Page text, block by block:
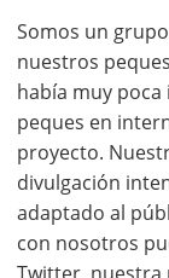
Somos un
nuestros
había muy
peques en
proyecto.
divulgación
adaptado al
con nosotros